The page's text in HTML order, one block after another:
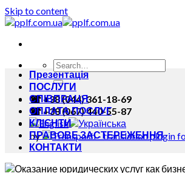
Skip to content
☎ +38 (044) 361-18-69
☎ +38 (067) 440-55-87
by
Презентація
ПОСЛУГИ
СПІВПРАЦЯ
ОПЛАТА ПОСЛУГ
КЛІЄНТИ
ПРАВОВЕ ЗАСТЕРЕЖЕННЯ
КОНТАКТИ